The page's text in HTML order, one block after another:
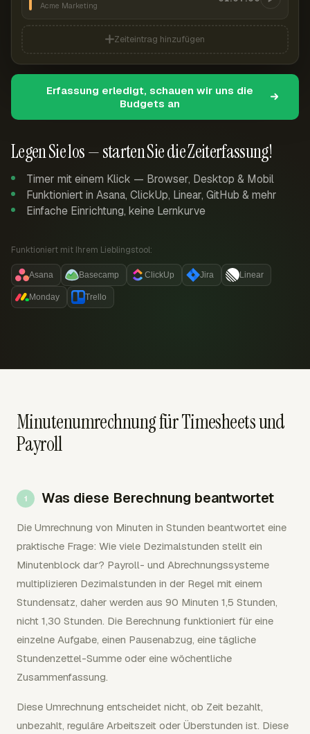
Legen Sie los — starten Sie die Zeiterfassung!
Timer mit einem Klick — Browser, Desktop & Mobil
Funktioniert in Asana, ClickUp, Linear, GitHub & mehr
Einfache Einrichtung, keine Lernkurve
Funktioniert mit Ihrem Lieblingstool:
Asana Basecamp ClickUp Jira Linear
Monday Trello
Acme Marketing
Zeiteintrag hinzufügen
Erfassung erledigt, schauen wir uns die
Budgets an
Minutenumrechnung für Timesheets und
Payroll
Was diese Berechnung beantwortet
Die Umrechnung von Minuten in Stunden beantwortet eine
praktische Frage: Wie viele Dezimalstunden stellt ein
Minutenblock dar? Payroll- und Abrechnungssysteme
multiplizieren Dezimalstunden in der Regel mit einem
Stundensatz, daher werden aus 90 Minuten 1,5 Stunden,
nicht 1,30 Stunden. Die Berechnung funktioniert für eine
einzelne Aufgabe, einen Pausenabzug, eine tägliche
Stundenzettel-Summe oder eine wöchentliche
Zusammenfassung.
Diese Umrechnung entscheidet nicht, ob Zeit bezahlt,
unbezahlt, reguläre Arbeitszeit oder Überstunden ist. Diese